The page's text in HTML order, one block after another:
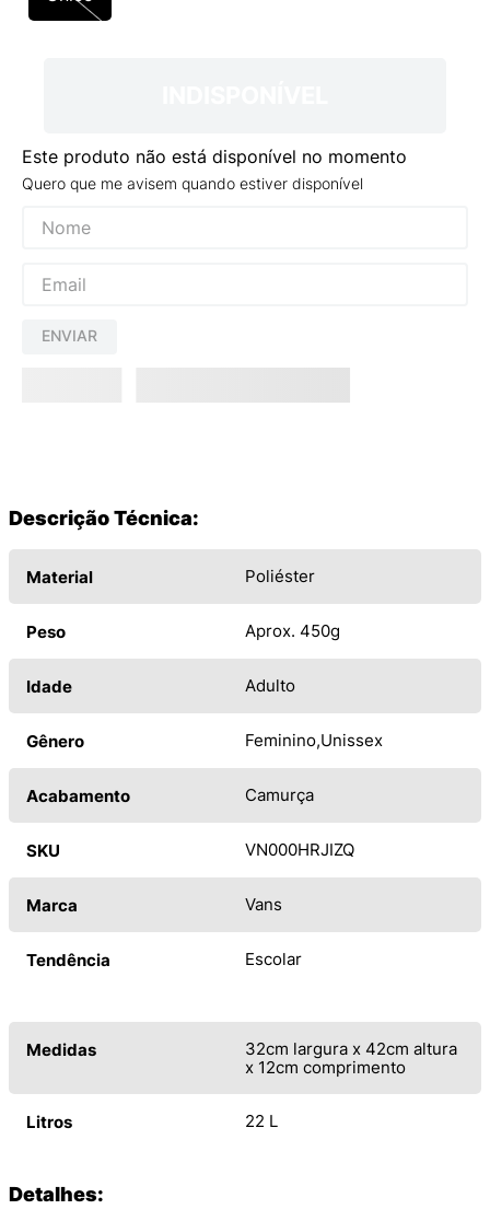
Este produto não está disponível no momento
Quero que me avisem quando estiver disponível
ENVIAR
Descrição Técnica:
Material Poliéster
Peso Aprox. 450g
Idade Adulto
Gênero Feminino Unissex
Acabamento Camurça
SKU VN000HRJIZQ
Marca Vans
Tendência Escolar
Medidas
32cm largura x 42cm altura
x 12cm comprimento
Litros 22 L
Detalhes:
VEJA COUNTRY